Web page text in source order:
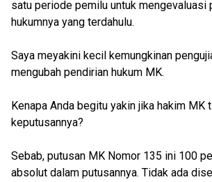
satu periode pemilu untuk mengevaluasi
hukumnya yang terdahulu.
Saya meyakini kecil kemungkinan
mengubah pendirian hukum MK.
Kenapa Anda begitu yakin jika hakim MK
keputusannya?
Sebab, putusan MK Nomor 135 ini 100
absolut dalam putusannya. Tidak ada